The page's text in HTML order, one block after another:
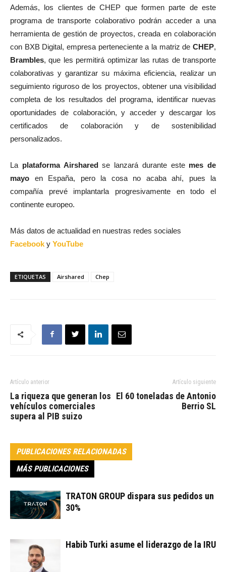
Además, los clientes de CHEP que formen parte de este
programa de transporte colaborativo podrán acceder a una
herramienta de gestión de proyectos, creada en colaboración
con BXB Digital, empresa perteneciente a la matriz de CHEP,
Brambles, que les permitirá optimizar las rutas de transporte
colaborativas y garantizar su máxima eficiencia, realizar un
seguimiento riguroso de los proyectos, obtener una visibilidad
completa de los resultados del programa, identificar nuevas
oportunidades de colaboración, y acceder y descargar los
certificados de colaboración y de sostenibilidad
personalizados.
La plataforma Airsharedse lanzará durante este mes de
mayo en España, pero la cosa no acaba ahí, pues la
compañía prevé implantarla progresivamente en todo el
continente europeo.
Más datos de actualidad en nuestras redes sociales
Facebook y YouTube
ETIQUETAS Airshared Chep
Artículo anterior
La riqueza que generan los
vehículos comerciales
supera al PIB suizo
Artículo siguiente
El 60 toneladas de Antonio
Berrio SL
PUBLICACIONES RELACIONADAS
MÁS PUBLICACIONES
TRATON GROUP dispara sus pedidos un
30%
Habib Turki asume el liderazgo de la IRU